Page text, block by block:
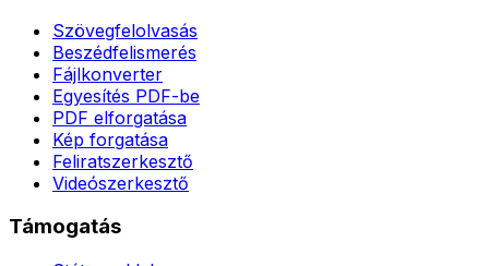
Szövegfelolvasás
Beszédfelismerés
Fájlkonverter
Egyesítés PDF-be
PDF elforgatása
Kép forgatása
Feliratszerkesztő
Videószerkesztő
Támogatás